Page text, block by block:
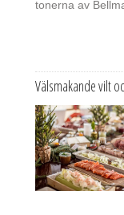
tonerna av
Välsmakande vilt